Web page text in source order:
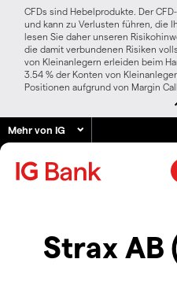
CFDs sind Hebelprodukte. Der
und kann zu Verlusten führen, die
lesen Sie daher unseren
die damit verbundenen Risiken
von Kleinanlegern erleiden beim
3.54 % der Konten von
Positionen aufgrund von Margin
Mehr von IG
Strax AB